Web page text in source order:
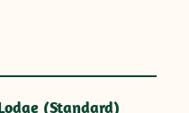
(Standard)